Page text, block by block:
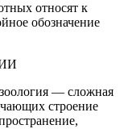
относят к
обозначение
— сложная
строение